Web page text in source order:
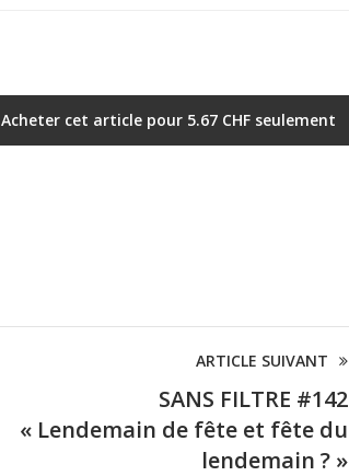
Acheter cet article pour 5.67 CHF seulement
ARTICLE SUIVANT
SANS FILTRE #142
« Lendemain de fête et fête du
lendemain ? »